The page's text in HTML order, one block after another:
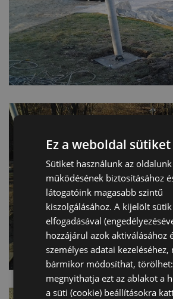
Ez a weboldal
Sütiket használunk az
működésének biztosításához
látogatóink magasabb szintű
kiszolgálásához. A kijelölt sütik
elfogadásával
hozzájárul azok aktiválásához
személyes adatai kezeléséhez,
bármikor módosíthat,
megnyithatja ezt az ablakot a
a süti (cookie) beállításokra